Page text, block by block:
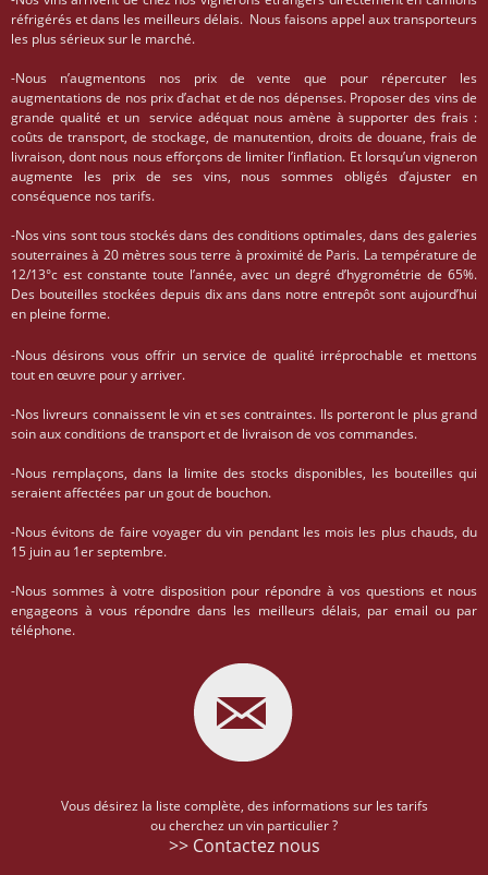
réfrigérés et dans les meilleurs délais. Nous faisons appel aux transporteurs
les plus sérieux sur le marché.
-Nous n’augmentons nos prix de vente que pour répercuter les
augmentations de nos prix d’achat et de nos dépenses. Proposer des vins de
grande qualité et un service adéquat nous amène à supporter des frais :
coûts de transport, de stockage, de manutention, droits de douane, frais de
livraison, dont nous nous efforçons de limiter l’inflation. Et lorsqu’un vigneron
augmente les prix de ses vins, nous sommes obligés d’ajuster en
conséquence nos tarifs.
-Nos vins sont tous stockés dans des conditions optimales, dans des galeries
souterraines à 20 mètres sous terre à proximité de Paris. La température de
12/13°c est constante toute l’année, avec un degré d’hygrométrie de 65%.
Des bouteilles stockées depuis dix ans dans notre entrepôt sont aujourd’hui
en pleine forme.
-Nous désirons vous offrir un service de qualité irréprochable et mettons
tout en œuvre pour y arriver.
-Nos livreurs connaissent le vin et ses contraintes. Ils porteront le plus grand
soin aux conditions de transport et de livraison de vos commandes.
-Nous remplaçons, dans la limite des stocks disponibles, les bouteilles qui
seraient affectées par un gout de bouchon.
-Nous évitons de faire voyager du vin pendant les mois les plus chauds, du
15 juin au 1er septembre.
-Nous sommes à votre disposition pour répondre à vos questions et nous
engageons à vous répondre dans les meilleurs délais, par email ou par
téléphone.
Vous désirez la liste complète, des informations sur les tarifs
ou cherchez un vin particulier ?
>> Contactez nous